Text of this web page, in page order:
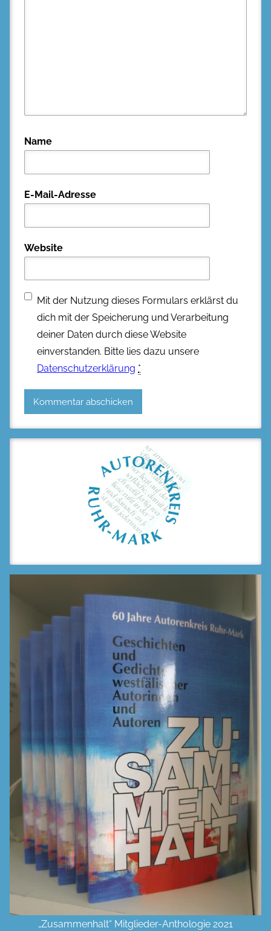
Name
E-Mail-Adresse
Website
Mit der Nutzung dieses Formulars erklärst du
dich mit der Speicherung und Verarbeitung
deiner Daten durch diese Website
einverstanden. Bitte lies dazu unsere
Datenschutzerklärung *
„Zusammenhalt“ Mitglieder-Anthologie 2021